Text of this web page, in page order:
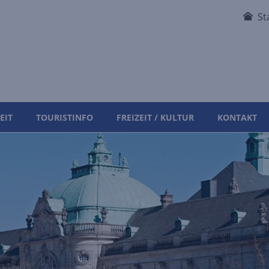
TOURISTINFO FREIZEIT / KULTUR KONTAKT